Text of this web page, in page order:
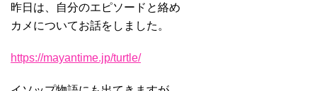
昨日は、自分のエピソードと絡め
カメについてお話をしました。
https://mayantime.jp/turtle/